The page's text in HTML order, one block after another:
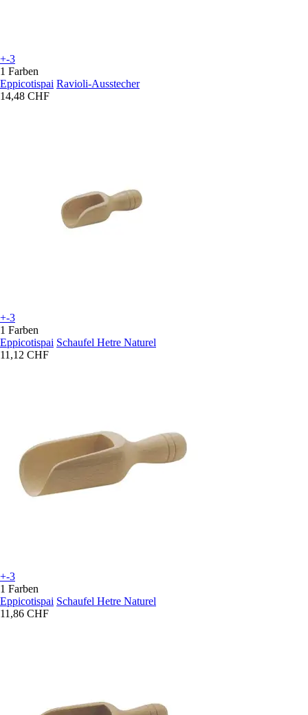
+-3
1 Farben
Eppicotispai Ravioli-Ausstecher
14,48 CHF
+-3
1 Farben
Eppicotispai Schaufel Hetre Naturel
11,12 CHF
+-3
1 Farben
Eppicotispai Schaufel Hetre Naturel
11,86 CHF